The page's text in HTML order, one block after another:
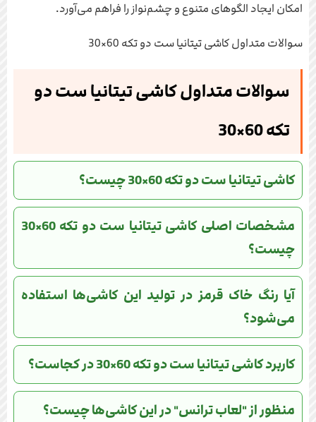
امکان ایجاد الگوهای متنوع و چشم‌نواز را فراهم می‌آورد.
سوالات متداول کاشی تیتانیا ست دو تکه 60×30
سوالات متداول کاشی تیتانیا ست دو
تکه 60×30
کاشی تیتانیا ست دو تکه 60×30 چیست؟
مشخصات اصلی کاشی تیتانیا ست دو تکه 60×30
چیست؟
آیا رنگ خاک قرمز در تولید این کاشی‌ها استفاده
می‌شود؟
کاربرد کاشی تیتانیا ست دو تکه 60×30 در کجاست؟
منظور از "لعاب ترانس" در این کاشی‌ها چیست؟